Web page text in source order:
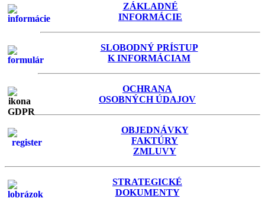
ZÁKLADNÉ
INFORMÁCIE
SLOBODNÝ PRÍSTUP
K INFORMÁCIAM
OCHRANA
OSOBNÝCH ÚDAJOV
OBJEDNÁVKY
FAKTÚRY
ZMLUVY
STRATEGICKÉ
DOKUMENTY